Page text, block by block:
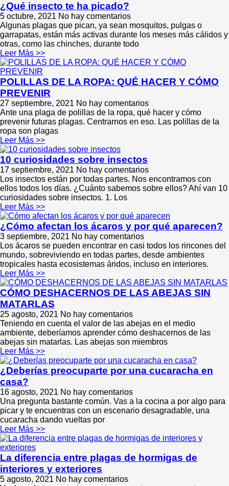
¿Qué insecto te ha picado?
5 octubre, 2021 No hay comentarios
Algunas plagas que pican, ya sean mosquitos, pulgas o
garrapatas, están más activas durante los meses más cálidos y
otras, como las chinches, durante todo
Leer Más >>
POLILLAS DE LA ROPA: QUÉ HACER Y CÓMO
PREVENIR
27 septiembre, 2021 No hay comentarios
Ante una plaga de polillas de la ropa, qué hacer y cómo
prevenir futuras plagas. Centrarnos en eso. Las polillas de la
ropa son plagas
Leer Más >>
10 curiosidades sobre insectos
17 septiembre, 2021 No hay comentarios
Los insectos están por todas partes. Nos encontramos con
ellos todos los días. ¿Cuánto sabemos sobre ellos? Ahí van 10
curiosidades sobre insectos. 1. Los
Leer Más >>
¿Cómo afectan los ácaros y por qué aparecen?
3 septiembre, 2021 No hay comentarios
Los ácaros se pueden encontrar en casi todos los rincones del
mundo, sobreviviendo en todas partes, desde ambientes
tropicales hasta ecosistemas áridos, incluso en interiores.
Leer Más >>
CÓMO DESHACERNOS DE LAS ABEJAS SIN
MATARLAS
25 agosto, 2021 No hay comentarios
Teniendo en cuenta el valor de las abejas en el medio
ambiente, deberíamos aprender cómo deshacernos de las
abejas sin matarlas. Las abejas son miembros
Leer Más >>
¿Deberías preocuparte por una cucaracha en
casa?
16 agosto, 2021 No hay comentarios
Una pregunta bastante común. Vas a la cocina a por algo para
picar y te encuentras con un escenario desagradable, una
cucaracha dando vueltas por
Leer Más >>
La diferencia entre plagas de hormigas de
interiores y exteriores
5 agosto, 2021 No hay comentarios